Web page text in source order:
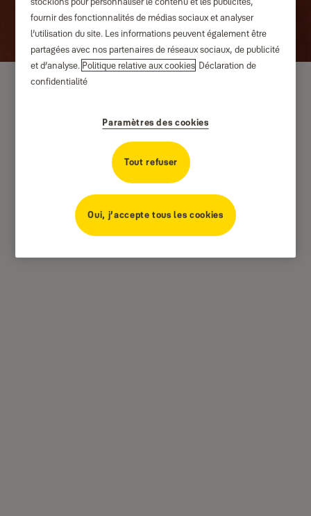
fournir des fonctionnalités de médias sociaux et analyser
l’utilisation du site. Les informations peuvent également être
partagées avec nos partenaires de réseaux sociaux, de publicité
et d’analyse. Politique relative aux cookies Déclaration de
confidentialité
Paramètres des cookies
Tout refuser
Oui, j’accepte tous les cookies